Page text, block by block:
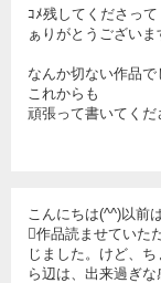
ｺﾒ残してくださって
ぁりがとうございま
なんか切ない作品で
これからも
頑張って書いてくだ
こんにちは(^^)以前
作品読ませていた
じました。けど、
ら辺は、出来過ぎな